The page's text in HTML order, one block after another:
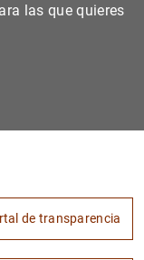
1 2
las que quieres
de transparencia